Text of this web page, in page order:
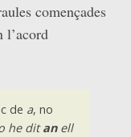
començades
l’acord
de a, no
he ditanell